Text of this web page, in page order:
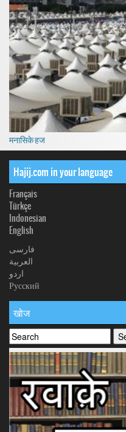
मनासिके हज
Hajij.com in your language
Français
Türkçe
Indonesian
English
فارسی
العربیة
اردو
Русский
खोज